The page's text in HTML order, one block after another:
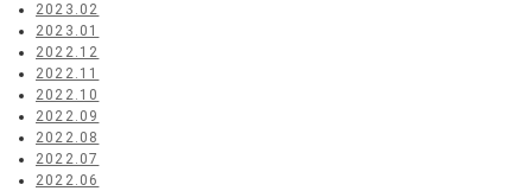
2023.02
2023.01
2022.12
2022.11
2022.10
2022.09
2022.08
2022.07
2022.06